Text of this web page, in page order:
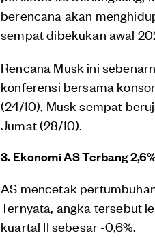
berencana akan
sempat dibekukan awal
Rencana Musk ini
konferensi bersama
(24/10), Musk sempat
Jumat (28/10).
3. Ekonomi AS Terbang
AS mencetak
Ternyata, angka tersebut
kuartal II sebesar -0,6%.